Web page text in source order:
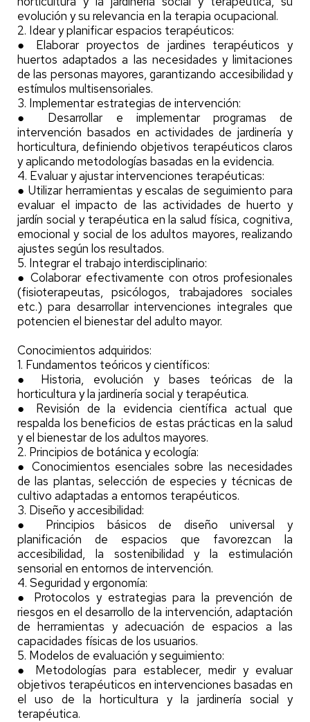
evolución y su relevancia en la terapia ocupacional.
2. Idear y planificar espacios terapéuticos:
● Elaborar proyectos de jardines terapéuticos y
huertos adaptados a las necesidades y limitaciones
de las personas mayores, garantizando accesibilidad y
estímulos multisensoriales.
3. Implementar estrategias de intervención:
● Desarrollar e implementar programas de
intervención basados en actividades de jardinería y
horticultura, definiendo objetivos terapéuticos claros
y aplicando metodologías basadas en la evidencia.
4. Evaluar y ajustar intervenciones terapéuticas:
● Utilizar herramientas y escalas de seguimiento para
evaluar el impacto de las actividades de huerto y
jardín social y terapéutica en la salud física, cognitiva,
emocional y social de los adultos mayores, realizando
ajustes según los resultados.
5. Integrar el trabajo interdisciplinario:
● Colaborar efectivamente con otros profesionales
(fisioterapeutas, psicólogos, trabajadores sociales
etc.) para desarrollar intervenciones integrales que
potencien el bienestar del adulto mayor.
Conocimientos adquiridos:
1. Fundamentos teóricos y científicos:
● Historia, evolución y bases teóricas de la
horticultura y la jardinería social y terapéutica.
● Revisión de la evidencia científica actual que
respalda los beneficios de estas prácticas en la salud
y el bienestar de los adultos mayores.
2. Principios de botánica y ecología:
● Conocimientos esenciales sobre las necesidades
de las plantas, selección de especies y técnicas de
cultivo adaptadas a entornos terapéuticos.
3. Diseño y accesibilidad:
● Principios básicos de diseño universal y
planificación de espacios que favorezcan la
accesibilidad, la sostenibilidad y la estimulación
sensorial en entornos de intervención.
4. Seguridad y ergonomía:
● Protocolos y estrategias para la prevención de
riesgos en el desarrollo de la intervención, adaptación
de herramientas y adecuación de espacios a las
capacidades físicas de los usuarios.
5. Modelos de evaluación y seguimiento:
● Metodologías para establecer, medir y evaluar
objetivos terapéuticos en intervenciones basadas en
el uso de la horticultura y la jardinería social y
terapéutica.